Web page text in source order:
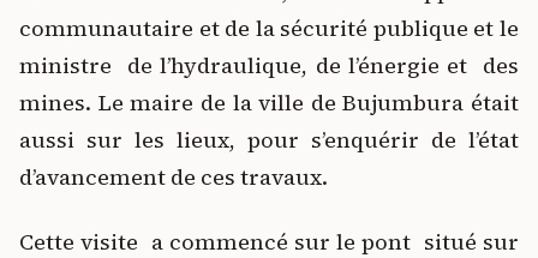
communautaire et de la sécurité publique et le
ministre de l’hydraulique, de l’énergie et des
mines. Le maire de la ville de Bujumbura était
aussi sur les lieux, pour s’enquérir de l’état
d’avancement de ces travaux.
Cette visite a commencé sur le pont situé sur